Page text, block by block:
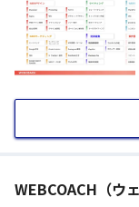
WEBCOACH（ウ